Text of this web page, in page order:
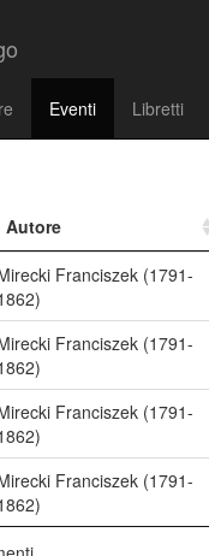
Eventi Libretti
Autore
Franciszek (1791-
Franciszek (1791-
Franciszek (1791-
Franciszek (1791-